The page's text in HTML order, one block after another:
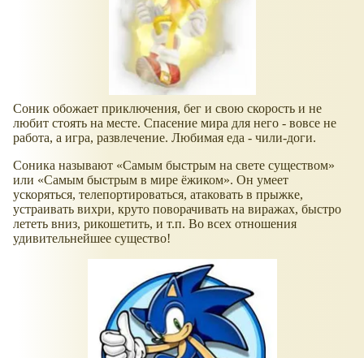
Соник обожает приключения, бег и свою скорость и не
любит стоять на месте. Спасение мира для него - вовсе не
работа, а игра, развлечение. Любимая еда - чили-доги.
Соника называют
Самым быстрым на свете существом
или
Самым быстрым в мире ёжиком . Он умеет
ускоряться, телепортироваться, атаковать в прыжке,
устраивать вихри, круто поворачивать на виражах, быстро
лететь вниз, рикошетить, и т.п. Во всех отношения
удивительнейшее существо!